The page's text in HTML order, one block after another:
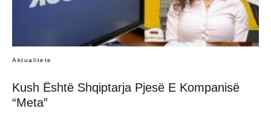
Aktualitete
Kush Është Shqiptarja Pjesë E Kompanisë
“Meta”